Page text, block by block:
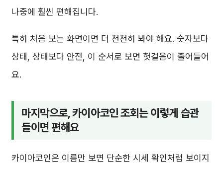
나중에 훨씬 편해집니다.
특히 처음 보는 화면이면 더 천천히 봐야 해요. 숫자보다
상태, 상태보다 안전, 이 순서로 보면 헛걸음이 줄어들어
요.
마지막으로, 카이아코인 조회는 이렇게 습관
들이면 편해요
카이아코인은 이름만 보면 단순한 시세 확인처럼 보이지